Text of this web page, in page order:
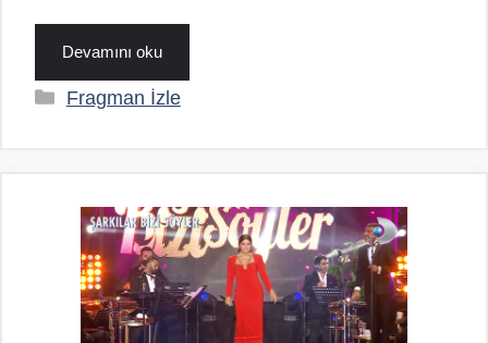
Devamını oku
Kategoriler
Fragman İzle